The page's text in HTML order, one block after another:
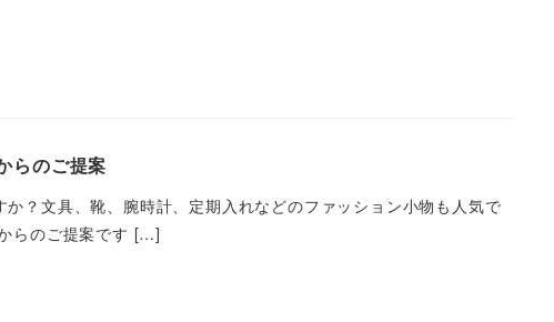
らのご提案
？文具、靴、腕時計、定期入れなどのファッション小物も人気で
らのご提案です […]